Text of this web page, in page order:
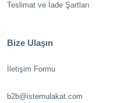
Teslimat ve İade Şartları
Bize Ulaşın
İletişim Formu
b2b@istemulakat.com